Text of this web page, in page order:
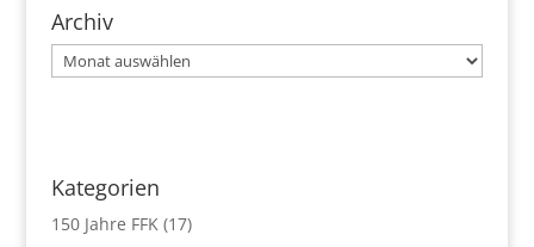
Archiv
Archiv
Kategorien
150 Jahre FFK(17)